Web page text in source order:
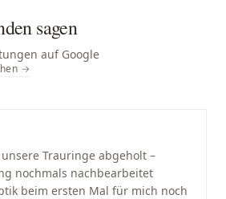
sagen
auf Google
→
Trauringe abgeholt –
nochmals nachbearbeitet
beim ersten Mal für mich noch